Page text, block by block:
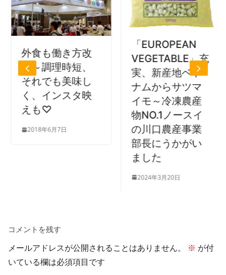
外食も働き方改
革～調理時短、
それでも美味し
く、インスタ映
えも♡
2018年6月7日
「EUROPEAN
VEGETABLE」充
実、新産地ベト
ナムからサツマ
イモ～冷凍農産
物NO.1ノースイ
の川口農産事業
部長にうかがい
ました
2024年3月20日
コメントを残す
メールアドレスが公開されることはありません。 ※ が付
いている欄は必須項目です